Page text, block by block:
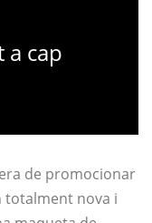
a cap
de promocionar
totalment nova i